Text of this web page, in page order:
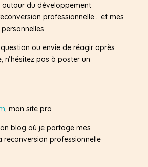
autour du développement
professionnelle… et mes
ou envie de réagir après
n’hésitez pas à poster un
, mon site pro
blog où je partage mes
reconversion professionnelle